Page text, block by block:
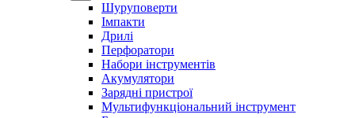
Шуруповерти
Імпакти
Дрилі
Перфоратори
Набори інструментів
Акумулятори
Зарядні пристрої
Мультифункціональний інструмент